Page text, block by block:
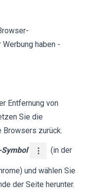
haben -
Entfernung von
Sie die
Browsers zurück.
Symbol (in der
und wählen Sie
der Seite herunter.